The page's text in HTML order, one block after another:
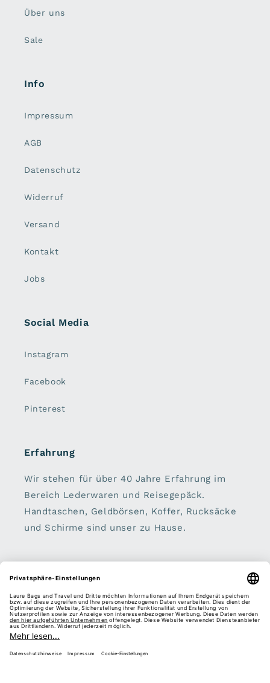
Über uns
Sale
Info
Impressum
AGB
Datenschutz
Widerruf
Versand
Kontakt
Jobs
Social Media
Instagram
Facebook
Pinterest
Erfahrung
Wir stehen für über 40 Jahre Erfahrung im
Bereich Lederwaren und Reisegepäck.
Handtaschen, Geldbörsen, Koffer, Rucksäcke
und Schirme sind unser zu Hause.
E-Mail
Facebook